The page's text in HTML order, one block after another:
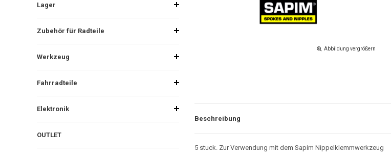
Lager
Zubehör für Radteile
Werkzeug
Fahrradteile
Elektronik
OUTLET
Abbildung vergrößern
Beschreibung
5 stuck. Zur Verwendung mit dem Sapim Nippelklemmwerkzeug